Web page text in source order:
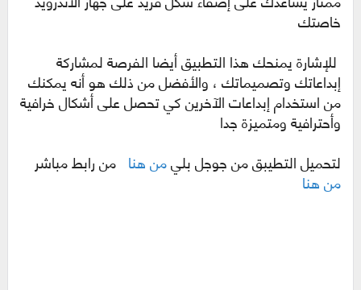
خاصتك
للإشارة يمنحك هذا التطبيق أيضا الفرصة لمشاركة
إبداعاتك وتصميماتك ، والأفضل من ذلك هو أنه يمكنك
من استخدام إبداعات الآخرين كي تحصل على أشكال خرافية
وأحترافية ومتميزة جدا
لتحميل التطيبق من جوجل بليمن هنا من رابط مباشر
من هنا